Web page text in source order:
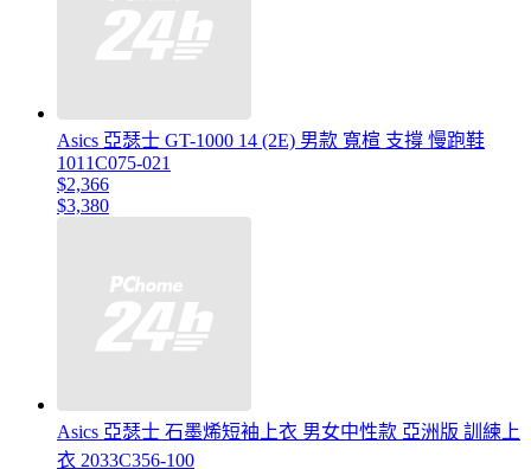
Asics 亞瑟士 GT-1000 14 (2E) 男款 寬楦 支撐 慢跑鞋
1011C075-021
$2,366
$3,380
Asics 亞瑟士 石墨烯短袖上衣 男女中性款 亞洲版 訓練上
衣 2033C356-100